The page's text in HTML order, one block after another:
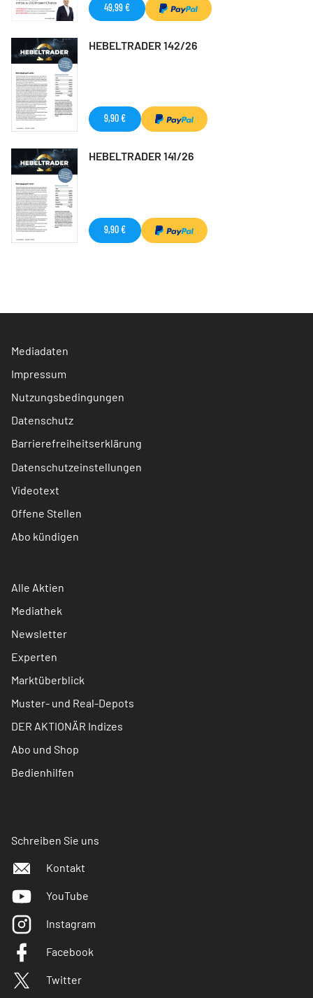
49,99 €
HEBELTRADER 142/26
9,90 €
HEBELTRADER 141/26
9,90 €
Mediadaten
Impressum
Nutzungsbedingungen
Datenschutz
Barrierefreiheitserklärung
Datenschutzeinstellungen
Videotext
Offene Stellen
Abo kündigen
Alle Aktien
Mediathek
Newsletter
Experten
Marktüberblick
Muster- und Real-Depots
DER AKTIONÄR Indizes
Abo und Shop
Bedienhilfen
Schreiben Sie uns
Kontakt
YouTube
Instagram
Facebook
Twitter